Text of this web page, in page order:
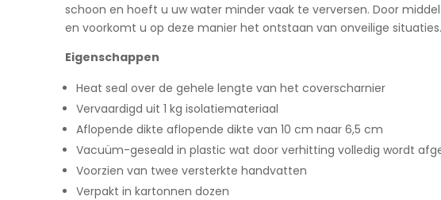
schoon en hoeft u uw water minder vaak te verversen. Door
en voorkomt u op deze manier het ontstaan van onveilige situaties.
Eigenschappen
Heat seal over de gehele lengte van het coverscharnier
Vervaardigd uit 1 kg isolatiemateriaal
Aflopende dikte aflopende dikte van 10 cm naar 6,5 cm
Vacuüm-geseald in plastic wat door verhitting volledig wordt
Voorzien van twee versterkte handvatten
Verpakt in kartonnen dozen